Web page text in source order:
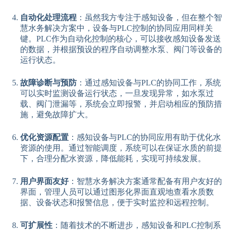
自动化处理流程 ：虽然我方专注于感知设备，但在整个智
慧水务解决方案中，设备与PLC控制的协同应用同样关
键。PLC作为自动化控制的核心，可以接收感知设备发送
的数据，并根据预设的程序自动调整水泵、阀门等设备的
运行状态。
故障诊断与预防 ：通过感知设备与PLC的协同工作，系统
可以实时监测设备运行状态，一旦发现异常，如水泵过
载、阀门泄漏等，系统会立即报警，并启动相应的预防措
施，避免故障扩大。
优化资源配置 ：感知设备与PLC的协同应用有助于优化水
资源的使用。通过智能调度，系统可以在保证水质的前提
下，合理分配水资源，降低能耗，实现可持续发展。
用户界面友好：智慧水务解决方案通常配备有用户友好的
界面，管理人员可以通过图形化界面直观地查看水质数
据、设备状态和报警信息，便于实时监控和远程控制。
可扩展性 ：随着技术的不断进步，感知设备和PLC控制系